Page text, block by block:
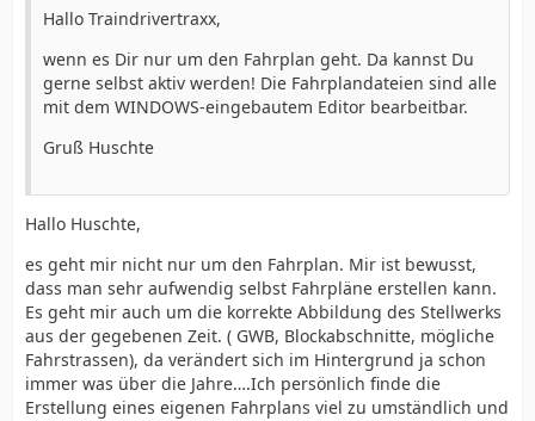
Hallo Traindrivertraxx,
wenn es Dir nur um den Fahrplan geht. Da kannst Du
gerne selbst aktiv werden! Die Fahrplandateien sind alle
mit dem WINDOWS-eingebautem Editor bearbeitbar.
Gruß Huschte
Hallo Huschte,
es geht mir nicht nur um den Fahrplan. Mir ist bewusst,
dass man sehr aufwendig selbst Fahrpläne erstellen kann.
Es geht mir auch um die korrekte Abbildung des Stellwerks
aus der gegebenen Zeit. ( GWB, Blockabschnitte, mögliche
Fahrstrassen), da verändert sich im Hintergrund ja schon
immer was über die Jahre….Ich persönlich finde die
Erstellung eines eigenen Fahrplans viel zu umständlich und